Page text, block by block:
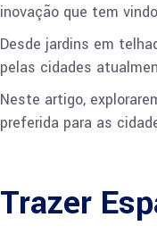
inovação que tem
Desde jardins em
pelas cidades
Neste artigo,
preferida para as
Trazer